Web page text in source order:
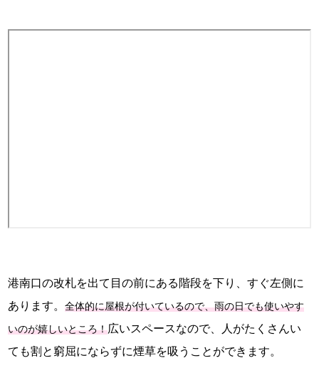
港南口の改札を出て目の前にある階段を下り、すぐ左側に
あります。全体的に屋根が付いているので、雨の日でも使いやす
いのが嬉しいところ！広いスペースなので、人がたくさんい
ても割と窮屈にならずに煙草を吸うことができます。